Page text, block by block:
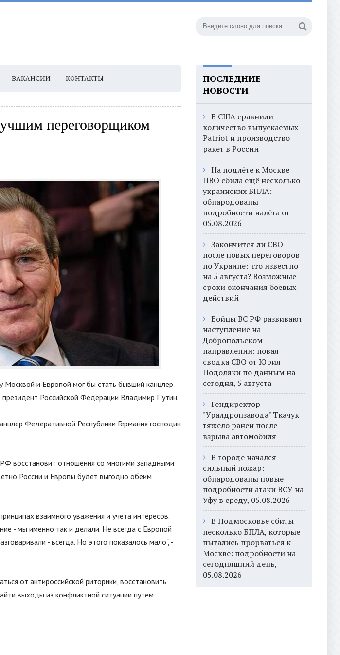
ВАКАНСИИ КОНТАКТЫ
переговорщиком
и Европой мог бы стать бывший канцлер
Российской Федерации Владимир Путин.
Федеративной Республики Германия господин
восстановит отношения со многими западными
России и Европы будет выгодно обеим
взаимного уважения и учета интересов.
- мы именно так и делали. Не всегда с Европой
- всегда. Но этого показалось мало", -
от антироссийской риторики, восстановить
выходы из конфликтной ситуации путем
ПОСЛЕДНИЕ
НОВОСТИ
В США сравнили
количество выпускаемых
Patriot и производство
ракет в России
На подлёте к Москве
ПВО сбила ещё несколько
украинских БПЛА:
обнародованы
подробности налёта от
05.08.2026
Закончится ли СВО
после новых переговоров
по Украине: что известно
на 5 августа? Возможные
сроки окончания боевых
действий
Бойцы ВС РФ развивают
наступление на
Добропольском
направлении: новая
сводка СВО от Юрия
Подоляки по данным на
сегодня, 5 августа
Гендиректор
"Уралдронзавода" Ткачук
тяжело ранен после
взрыва автомобиля
В городе начался
сильный пожар:
обнародованы новые
подробности атаки ВСУ на
Уфу в среду, 05.08.2026
В Подмосковье сбиты
несколько БПЛА, которые
пытались прорваться к
Москве: подробности на
сегодняшний день,
05.08.2026